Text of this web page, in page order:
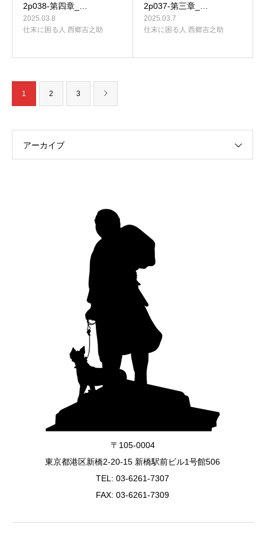
2p038-第四章_…
2025.03.8
仕末に困る人 西郷吉之助
2p037-第三章_…
2025.03.7
仕末に困る人 西郷吉之助
1 2 3
アーカイブ
〒105-0004
東京都港区新橋2-20-15 新橋駅前ビル1号館506
TEL: 03-6261-7307
FAX: 03-6261-7309